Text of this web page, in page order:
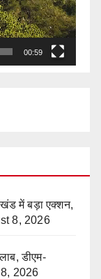
00:59
में बड़ा एक्शन,
8, 2026
डीएम-
2026